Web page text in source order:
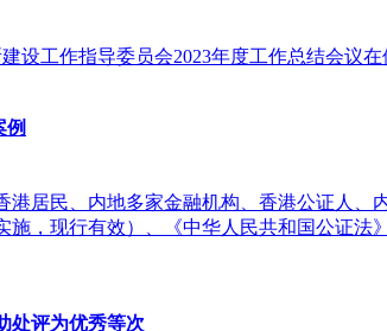
设工作指导委员会2023年度工作总结会议
例
居民、内地多家金融机构、香港公证人
施，现行有效）、《中华人民共和国公证
处评为优秀等次